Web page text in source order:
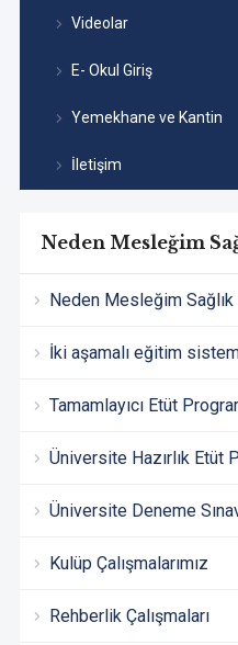
Videolar
E- Okul Giriş
Yemekhane ve Kantin
İletişim
Neden Mesleğim
Neden Mesleğim Sağlık
İki aşamalı eğitim
Tamamlayıcı Etüt
Üniversite Hazırlık Etüt
Üniversite Deneme
Kulüp Çalışmalarımız
Rehberlik Çalışmaları